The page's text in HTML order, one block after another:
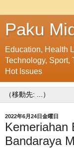
Paku
Education, Health
Technology, Sport,
Hot Issues
2022年6月24日金曜日
Kemeriahan
Bandaraya